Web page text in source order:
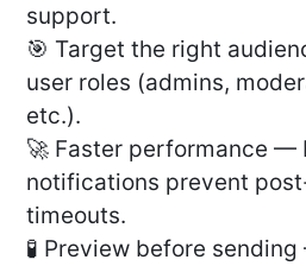
support.
🎯 Target the right
user roles (admins,
etc.).
🚀 Faster performance —
notifications prevent
timeouts.
🧪 Preview before